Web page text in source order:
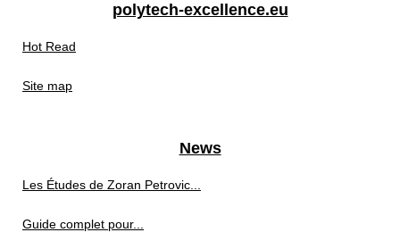
polytech-excellence.eu
Hot Read
Site map
News
Les Études de Zoran Petrovic...
Guide complet pour...